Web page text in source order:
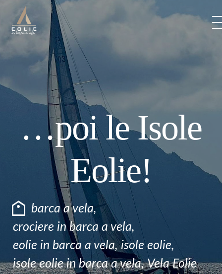
content
BARCHE
ITINERARI
PREZZI
CREW
VITA DI BORDO
BLOG
F.A.Q
CONTATTI
…poi le Isole
Eolie!
barca a vela,
crociere in barca a vela,
eolie in barca a vela, isole eolie,
isole eolie in barca a vela, Vela Eolie